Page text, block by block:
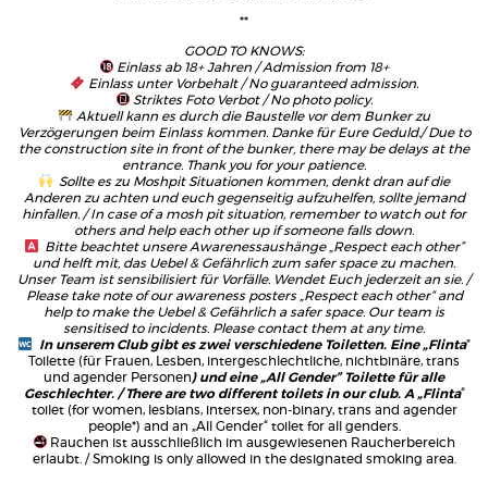
**
GOOD TO KNOWS:
Einlass ab 18+ Jahren / Admission from 18+
Einlass unter Vorbehalt / No guaranteed admission.
Striktes Foto Verbot / No photo policy.
Aktuell kann es durch die Baustelle vor dem Bunker zu
Verzögerungen beim Einlass kommen. Danke für Eure Geduld./ Due to
the construction site in front of the bunker, there may be delays at the
entrance. Thank you for your patience.
Sollte es zu Moshpit Situationen kommen, denkt dran auf die
Anderen zu achten und euch gegenseitig aufzuhelfen, sollte jemand
hinfallen. / In case of a mosh pit situation, remember to watch out for
others and help each other up if someone falls down.
Bitte beachtet unsere Awarenessaushänge „Respect each other”
und helft mit, das Uebel & Gefährlich zum safer space zu machen.
Unser Team ist sensibilisiert für Vorfälle. Wendet Euch jederzeit an sie. /
Please take note of our awareness posters „Respect each other“ and
help to make the Uebel & Gefährlich a safer space. Our team is
sensitised to incidents. Please contact them at any time.
In unserem Club gibt es zwei verschiedene Toiletten. Eine „Flinta”
Toilette (für Frauen, Lesben, intergeschlechtliche, nichtbinäre, trans
und agender Personen) und eine „All Gender” Toilette für alle
Geschlechter. / There are two different toilets in our club. A „Flinta“
toilet (for women, lesbians, intersex, non-binary, trans and agender
people*) and an „All Gender“ toilet for all genders.
Rauchen ist ausschließlich im ausgewiesenen Raucherbereich
erlaubt. / Smoking is only allowed in the designated smoking area.